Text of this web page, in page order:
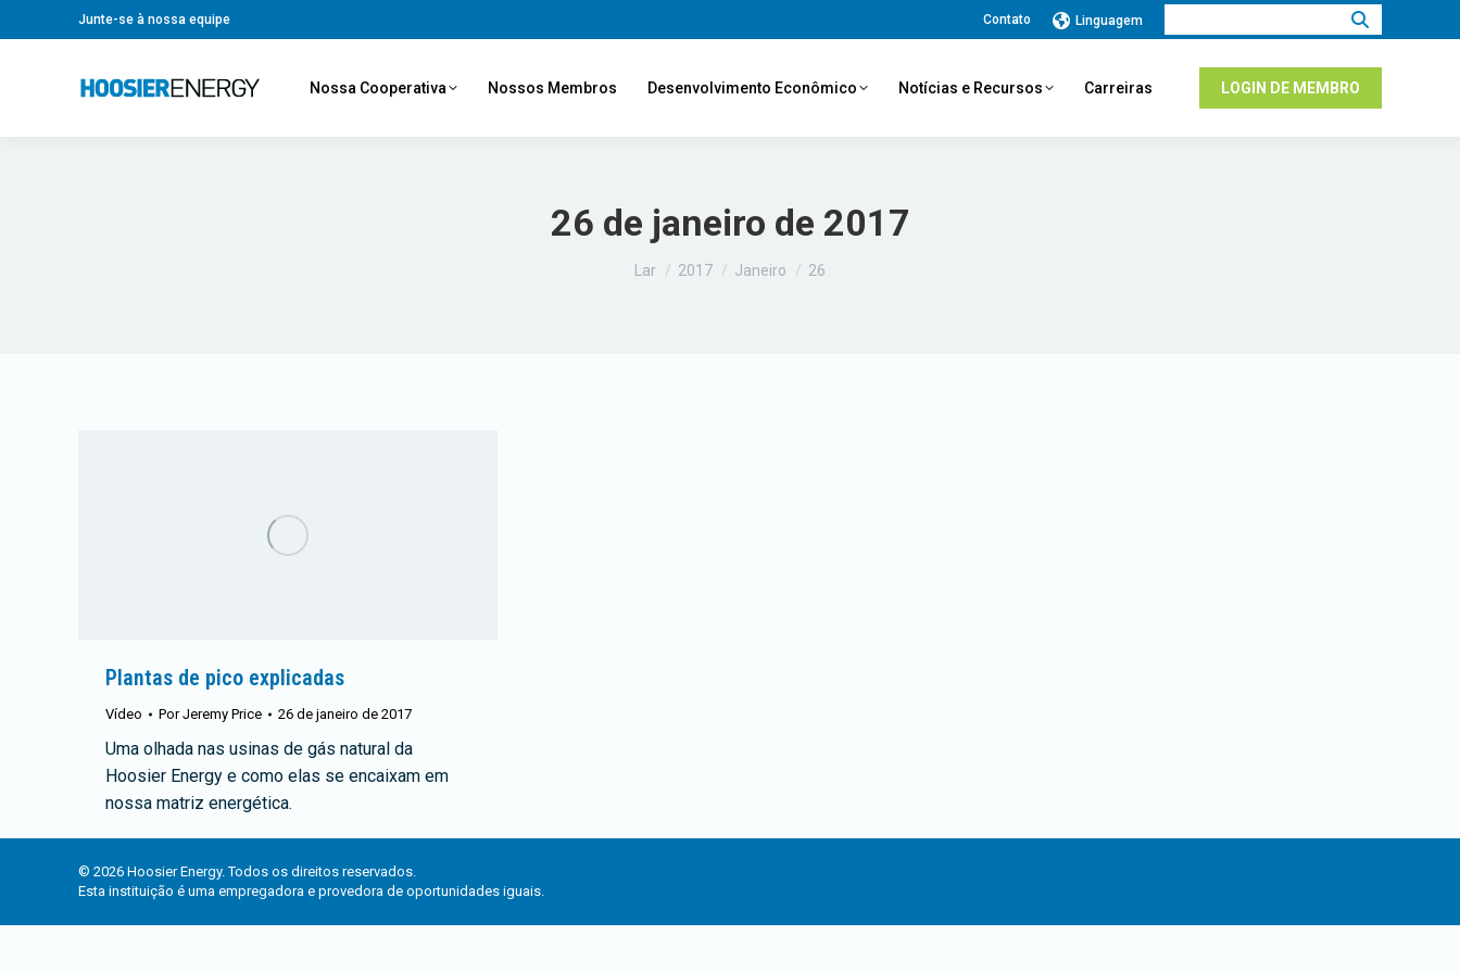
Junte-se à nossa equipe Contato Linguagem
Nossa Cooperativa Nossos Membros Desenvolvimento Econômico Notícias e Recursos Carreiras LOGIN DE MEMBRO
26 de janeiro de 2017
Você está aqui:
Lar 2017 Janeiro 26
Plantas de pico explicadas
Vídeo PorJeremy Price 26 de janeiro de 2017
Uma olhada nas usinas de gás natural da
Hoosier Energy e como elas se encaixam em
nossa matriz energética.
© 2026 Hoosier Energy. Todos os direitos reservados.
Esta instituição é uma empregadora e provedora de oportunidades iguais.